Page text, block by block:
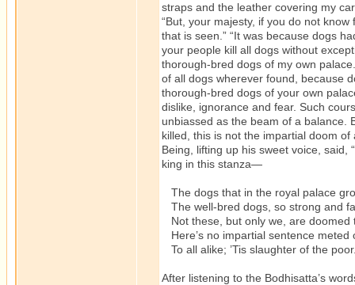
straps and the leather covering my
“But, your majesty, if you do not
that is seen.” “It was because dogs
your people kill all dogs without
thorough-bred dogs of my own
of all dogs wherever found, because
thorough-bred dogs of your own
dislike, ignorance and fear. Such
unbiassed as the beam of a balance.
killed, this is not the impartial doom
Being, lifting up his sweet voice, said,
king in this stanza—
The dogs that in the royal palace
The well-bred dogs, so strong and
Not these, but only we, are doomed
Here’s no impartial sentence meted
To all alike; ’Tis slaughter of the
After listening to the Bodhisatta’s